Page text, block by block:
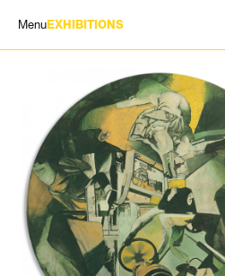
Menu EXHIBITIONS
NEWS
CONTATTI
GIÓMARCONI
EN / IT